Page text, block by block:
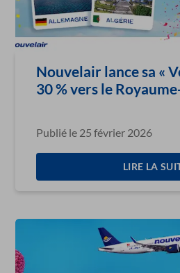
Nouvelair lance sa «
30 % vers le
Publié le 25 février 2026
LIRE LA